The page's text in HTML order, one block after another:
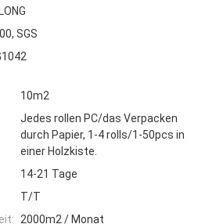
SGS
10m2
Jedes rollen PC/das Verpacken
durch Papier, 1-4 rolls/1-50pcs in
einer Holzkiste.
14-21 Tage
T/T
2000m2 / Monat